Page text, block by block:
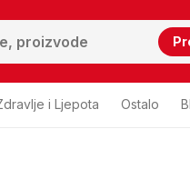
i Ljepota Ostalo